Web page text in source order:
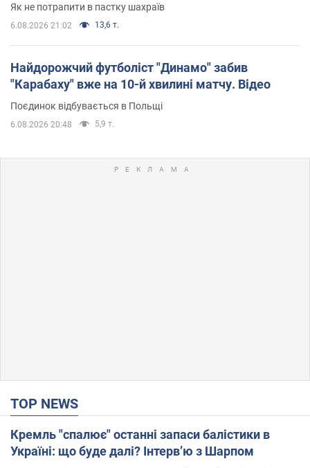
Як не потрапити в пастку шахраїв
6.08.2026 21:02 13,6 т.
Найдорожчий футболіст "Динамо" забив
"Карабаху" вже на 10-й хвилині матчу. Відео
Поєдинок відбувається в Польщі
6.08.2026 20:48 5,9 т.
TOP NEWS
Кремль "спалює" останні запаси балістики в
Україні: що буде далі? Інтерв’ю з Шарпом